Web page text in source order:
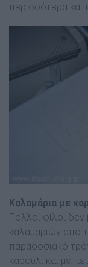
περισσότερα και
Καλαμάρια με
Πολλοί φίλοι
καλαμαριών από
παραδοσιακό
καρούλι και με